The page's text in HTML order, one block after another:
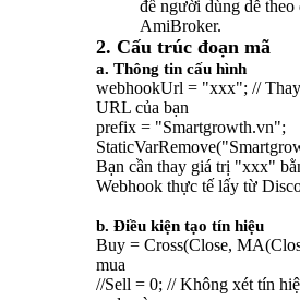
để người dùng dễ theo
AmiBroker.
2. Cấu trúc đoạn mã
a. Thông tin cấu hình
webhookUrl = "xxx"; //
URL của bạn
prefix = "Smartgrowth.vn";
Bạn cần thay giá trị "xxx"
Webhook thực tế lấy từ
b. Điều kiện tạo tín hiệu
Buy = Cross(Close,
mua
//Sell = 0; // Không xét tín